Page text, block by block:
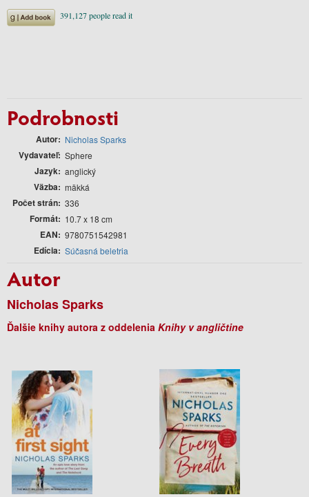
Podrobnosti
Autor Nicholas Sparks
Vydavateľ Sphere
Jazyk anglický
Väzba mäkká
Počet strán 336
Formát 10.7 x 18 cm
EAN 9780751542981
Edícia Súčasná beletria
Autor
Nicholas Sparks
Ďalšie knihy autora z oddelenia Knihy v angličtine